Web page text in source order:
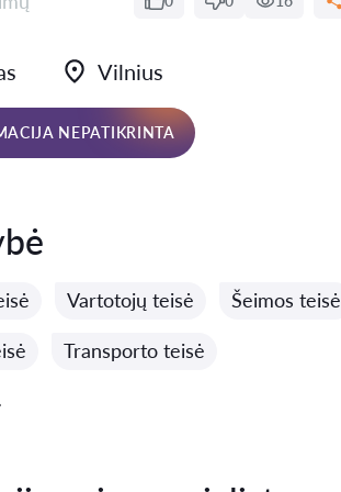
Vilnius
NEPATIKRINTA
Vartotojų teisė Šeimos teisė
Transporto teisė